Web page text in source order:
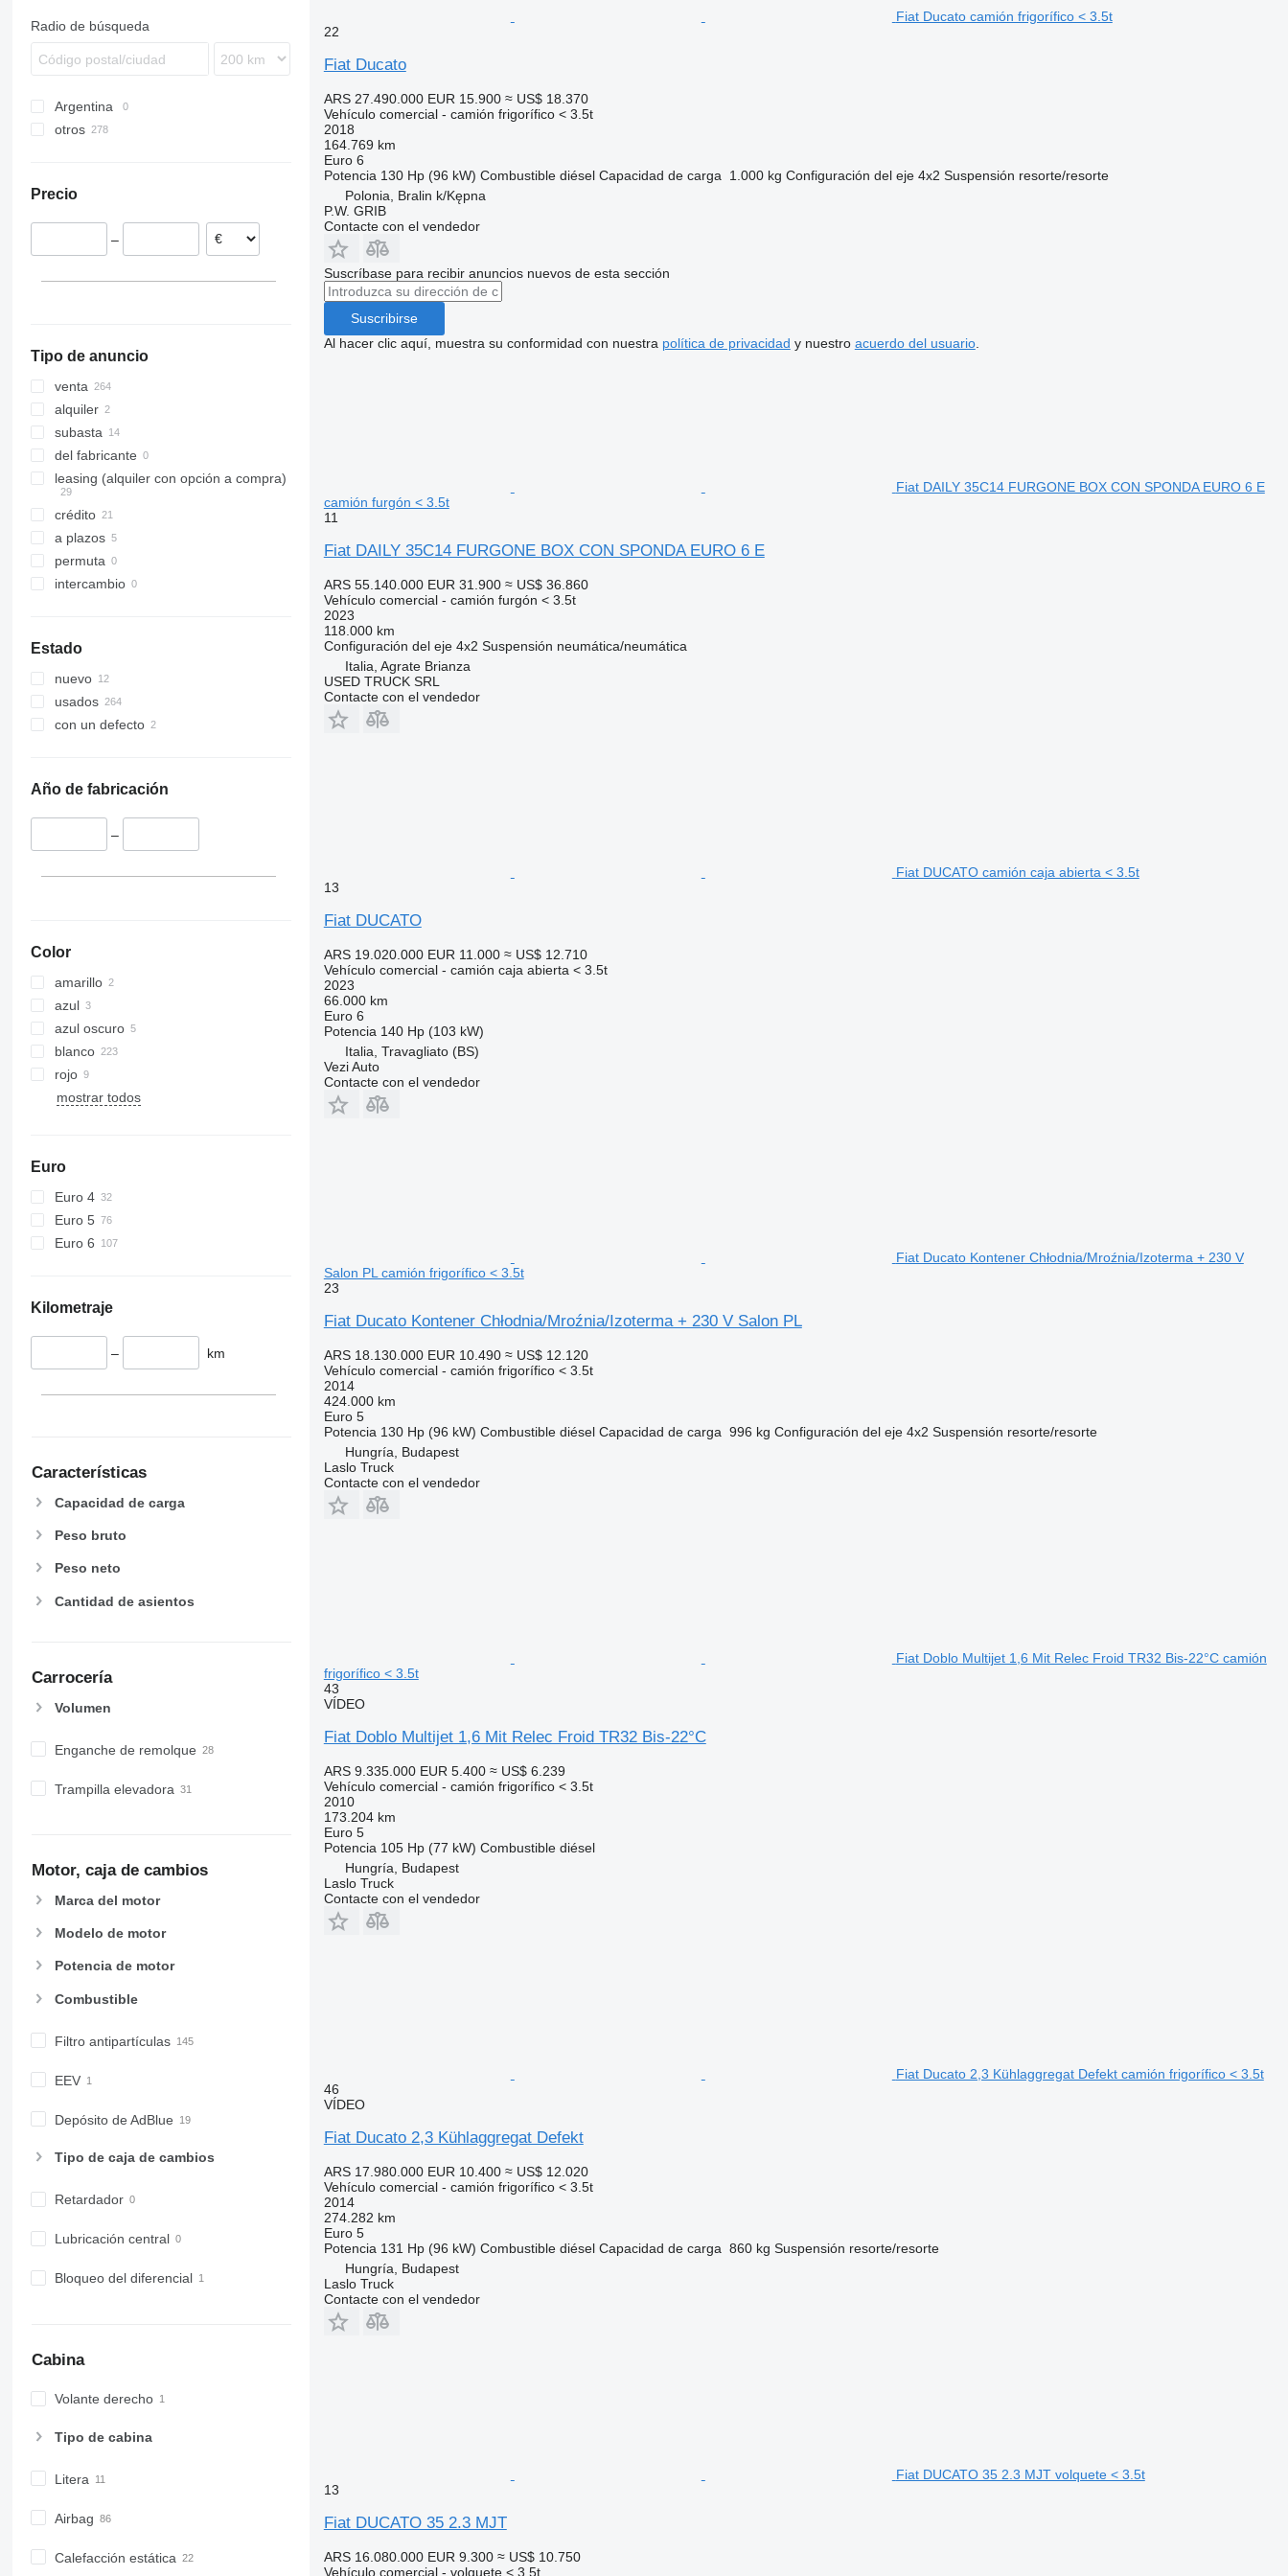
V-Class
Vario
eCitan
eVito
T-series
Trafic
ToyoAce
Radio de búsqueda
Argentina
otros
Rumanía
Países Bajos
Precio
–
Tipo de anuncio
venta
alquiler
subasta
del fabricante
leasing (alquiler con opción a compra)
crédito
a plazos
permuta
intercambio
Estado
nuevo
usados
con un defecto
Año de fabricación
–
Color
amarillo
azul
azul oscuro
blanco
rojo
mostrar todos
Euro
Euro 4
Euro 5
Euro 6
Kilometraje
– km
Características
Capacidad de carga
Peso bruto
Peso neto
Cantidad de asientos
Carrocería
Volumen
Enganche de remolque
Trampilla elevadora
Motor, caja de cambios
Marca del motor
Modelo de motor
Potencia de motor
Combustible
Filtro antipartículas
EEV
Depósito de AdBlue
Tipo de caja de cambios
Retardador
Lubricación central
Bloqueo del diferencial
Cabina
Volante derecho
Tipo de cabina
Litera
Airbag
Calefacción estática
Fiat Ducato camión frigorífico < 3.5t
22
Fiat Ducato
ARS 27.490.000 EUR 15.900 ≈ US$ 18.370
Vehículo comercial - camión frigorífico < 3.5t
2018
164.769 km
Euro 6
Potencia 130 Hp (96 kW) Combustible diésel Capacidad de carga 1.000 kg Configuración del eje 4x2 Suspensión resorte/resorte
Polonia, Bralin k/Kępna
P.W. GRIB
Contacte con el vendedor
Suscríbase para recibir anuncios nuevos de esta sección
Suscribirse
Al hacer clic aquí, muestra su conformidad con nuestra política de privacidad y nuestro acuerdo del usuario.
Fiat DAILY 35C14 FURGONE BOX CON SPONDA EURO 6 E
camión furgón < 3.5t
11
Fiat DAILY 35C14 FURGONE BOX CON SPONDA EURO 6 E
ARS 55.140.000 EUR 31.900 ≈ US$ 36.860
Vehículo comercial - camión furgón < 3.5t
2023
118.000 km
Configuración del eje 4x2 Suspensión neumática/neumática
Italia, Agrate Brianza
USED TRUCK SRL
Contacte con el vendedor
Fiat DUCATO camión caja abierta < 3.5t
13
Fiat DUCATO
ARS 19.020.000 EUR 11.000 ≈ US$ 12.710
Vehículo comercial - camión caja abierta < 3.5t
2023
66.000 km
Euro 6
Potencia 140 Hp (103 kW)
Italia, Travagliato (BS)
Vezi Auto
Contacte con el vendedor
Fiat Ducato Kontener Chłodnia/Mroźnia/Izoterma + 230 V
Salon PL camión frigorífico < 3.5t
23
Fiat Ducato Kontener Chłodnia/Mroźnia/Izoterma + 230 V Salon PL
ARS 18.130.000 EUR 10.490 ≈ US$ 12.120
Vehículo comercial - camión frigorífico < 3.5t
2014
424.000 km
Euro 5
Potencia 130 Hp (96 kW) Combustible diésel Capacidad de carga 996 kg Configuración del eje 4x2 Suspensión resorte/resorte
Hungría, Budapest
Laslo Truck
Contacte con el vendedor
Fiat Doblo Multijet 1,6 Mit Relec Froid TR32 Bis-22°C camión
frigorífico < 3.5t
43
VÍDEO
Fiat Doblo Multijet 1,6 Mit Relec Froid TR32 Bis-22°C
ARS 9.335.000 EUR 5.400 ≈ US$ 6.239
Vehículo comercial - camión frigorífico < 3.5t
2010
173.204 km
Euro 5
Potencia 105 Hp (77 kW) Combustible diésel
Hungría, Budapest
Laslo Truck
Contacte con el vendedor
Fiat Ducato 2,3 Kühlaggregat Defekt camión frigorífico < 3.5t
46
VÍDEO
Fiat Ducato 2,3 Kühlaggregat Defekt
ARS 17.980.000 EUR 10.400 ≈ US$ 12.020
Vehículo comercial - camión frigorífico < 3.5t
2014
274.282 km
Euro 5
Potencia 131 Hp (96 kW) Combustible diésel Capacidad de carga 860 kg Suspensión resorte/resorte
Hungría, Budapest
Laslo Truck
Contacte con el vendedor
Fiat DUCATO 35 2.3 MJT volquete < 3.5t
13
Fiat DUCATO 35 2.3 MJT
ARS 16.080.000 EUR 9.300 ≈ US$ 10.750
Vehículo comercial - volquete < 3.5t